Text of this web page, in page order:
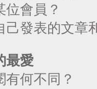
位會員？
己發表的文章
最愛
有何不同？